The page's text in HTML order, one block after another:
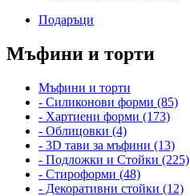
Подаръци
Мъфини и торти
Мъфини и торти
- Силиконови форми (85)
- Хартиени форми (173)
- Облицовки (4)
- 3D тави за мъфини (13)
- Подложки и Стойки (225)
- Стироформи (48)
- Декоративни стойки (12)